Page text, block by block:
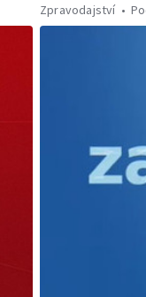
Zpravodajství